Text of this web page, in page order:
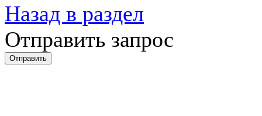
Назад в раздел
Отправить запрос